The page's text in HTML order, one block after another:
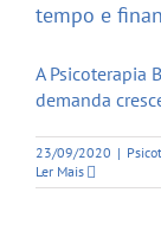
tempo e
A Psicoterapia
demanda
23/09/2020 |
Ler Mais